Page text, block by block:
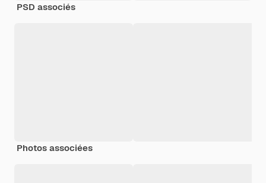
PSD associés
Photos associées